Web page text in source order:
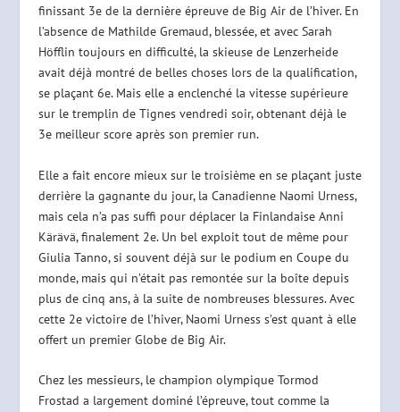
finissant 3e de la dernière épreuve de Big Air de l’hiver. En
l’absence de Mathilde Gremaud, blessée, et avec Sarah
Höfflin toujours en difficulté, la skieuse de Lenzerheide
avait déjà montré de belles choses lors de la qualification,
se plaçant 6e. Mais elle a enclenché la vitesse supérieure
sur le tremplin de Tignes vendredi soir, obtenant déjà le
3e meilleur score après son premier run.
Elle a fait encore mieux sur le troisième en se plaçant juste
derrière la gagnante du jour, la Canadienne Naomi Urness,
mais cela n’a pas suffi pour déplacer la Finlandaise Anni
Kärävä, finalement 2e. Un bel exploit tout de même pour
Giulia Tanno, si souvent déjà sur le podium en Coupe du
monde, mais qui n’était pas remontée sur la boîte depuis
plus de cinq ans, à la suite de nombreuses blessures. Avec
cette 2e victoire de l’hiver, Naomi Urness s’est quant à elle
offert un premier Globe de Big Air.
Chez les messieurs, le champion olympique Tormod
Frostad a largement dominé l’épreuve, tout comme la